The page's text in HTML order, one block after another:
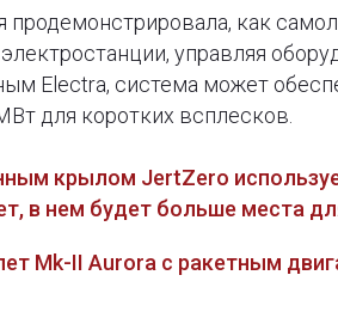
продемонстрировала, как
управляя
Electra, система может
для коротких всплесков.
крылом JertZero
в нем будет больше места
Mk-II Aurora с ракетным